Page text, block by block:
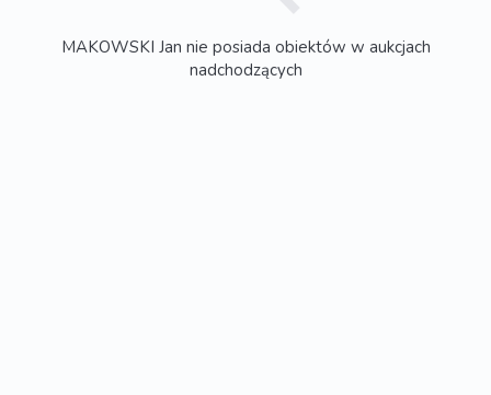
MAKOWSKI Jan nie posiada obiektów w aukcjach
nadchodzących